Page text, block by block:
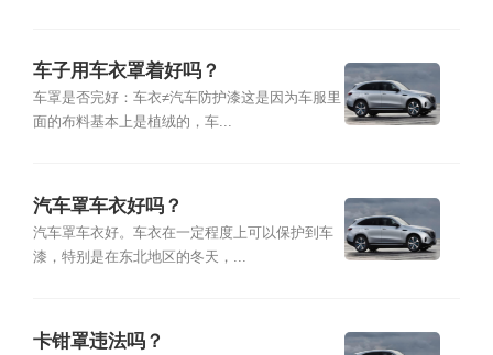
车子用车衣罩着好吗？
车罩是否完好：车衣≠汽车防护漆这是因为车服里
面的布料基本上是植绒的，车...
汽车罩车衣好吗？
汽车罩车衣好。车衣在一定程度上可以保护到车
漆，特别是在东北地区的冬天，...
卡钳罩违法吗？